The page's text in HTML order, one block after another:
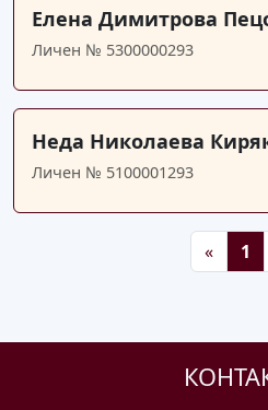
Елена Димитрова
Личен № 5300000293
Неда Николаева
Личен № 5100001293
« 1